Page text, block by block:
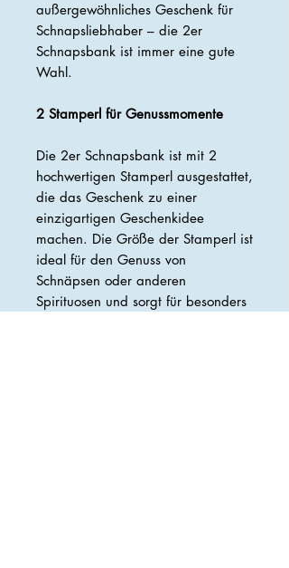
außergewöhnliches Geschenk für
Schnapsliebhaber – die 2er
Schnapsbank ist immer eine gute
Wahl.
2 Stamperl für Genussmomente
Die 2er Schnapsbank ist mit 2
hochwertigen Stamperl ausgestattet,
die das Geschenk zu einer
einzigartigen Geschenkidee
machen. Die Größe der Stamperl ist
ideal für den Genuss von
Schnäpsen oder anderen
Spirituosen und sorgt für besonders